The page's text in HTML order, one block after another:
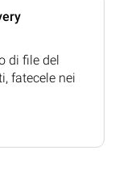
di file del
fatecele nei